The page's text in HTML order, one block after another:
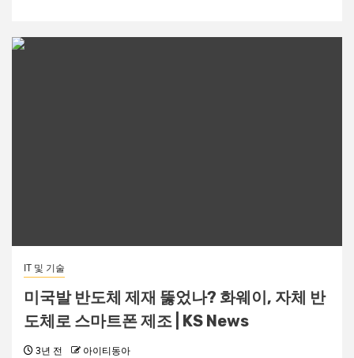
IT 및 기술
미국발 반도체 제재 뚫었나? 화웨이, 자체 반
도체로 스마트폰 제조 | KS News
3년 전 아이티동아